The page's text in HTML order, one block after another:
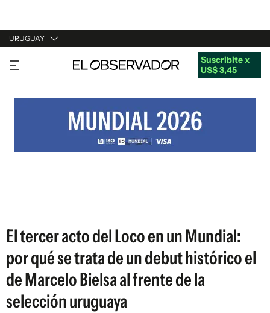
URUGUAY
URUGUAY
ARGENTINA
ESTADOS UNIDOS
Suscribite x
US$ 3,45
El tercer acto del Loco en un Mundial:
por qué se trata de un debut histórico el
de Marcelo Bielsa al frente de la
selección uruguaya